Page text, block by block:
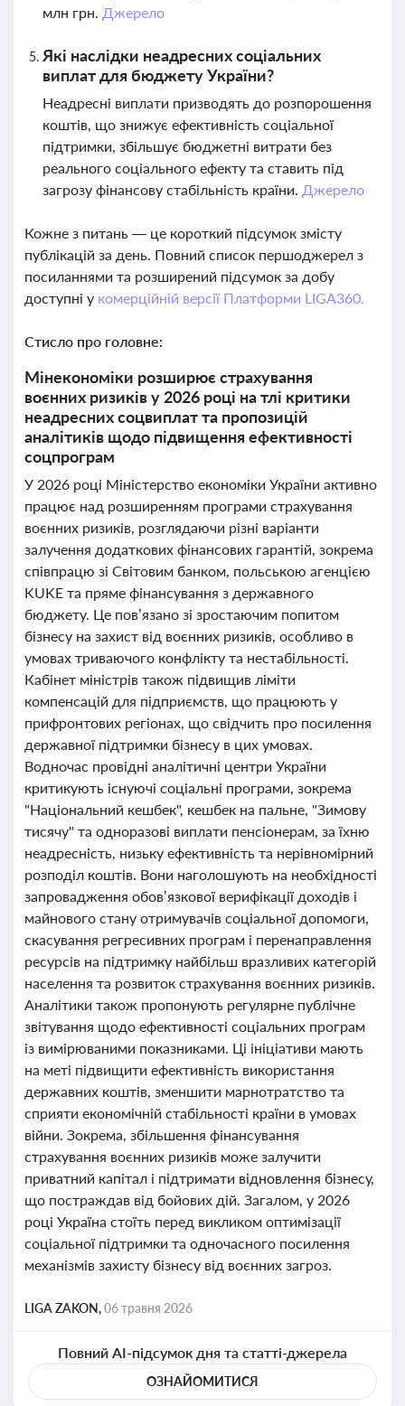
млн грн. Джерело
Які наслідки неадресних соціальних
виплат для бюджету України?
Неадресні виплати призводять до розпорошення
коштів, що знижує ефективність соціальної
підтримки, збільшує бюджетні витрати без
реального соціального ефекту та ставить під
загрозу фінансову стабільність країни. Джерело
Кожне з питань — це короткий підсумок змісту
публікацій за день. Повний список першоджерел з
посиланнями та розширений підсумок за добу
доступні у комерційній версії Платформи LIGA360.
Стисло про головне:
Мінекономіки розширює страхування
воєнних ризиків у 2026 році на тлі критики
неадресних соцвиплат та пропозицій
аналітиків щодо підвищення ефективності
соцпрограм
У 2026 році Міністерство економіки України активно
працює над розширенням програми страхування
воєнних ризиків, розглядаючи різні варіанти
залучення додаткових фінансових гарантій, зокрема
співпрацю зі Світовим банком, польською агенцією
KUKE та пряме фінансування з державного
бюджету. Це пов’язано зі зростаючим попитом
бізнесу на захист від воєнних ризиків, особливо в
умовах триваючого конфлікту та нестабільності.
Кабінет міністрів також підвищив ліміти
компенсацій для підприємств, що працюють у
прифронтових регіонах, що свідчить про посилення
державної підтримки бізнесу в цих умовах.
Водночас провідні аналітичні центри України
критикують існуючі соціальні програми, зокрема
"Національний кешбек", кешбек на пальне, "Зимову
тисячу" та одноразові виплати пенсіонерам, за їхню
неадресність, низьку ефективність та нерівномірний
розподіл коштів. Вони наголошують на необхідності
запровадження обов’язкової верифікації доходів і
майнового стану отримувачів соціальної допомоги,
скасування регресивних програм і перенаправлення
ресурсів на підтримку найбільш вразливих категорій
населення та розвиток страхування воєнних ризиків.
Аналітики також пропонують регулярне публічне
звітування щодо ефективності соціальних програм
із вимірюваними показниками. Ці ініціативи мають
на меті підвищити ефективність використання
державних коштів, зменшити марнотратство та
сприяти економічній стабільності країни в умовах
війни. Зокрема, збільшення фінансування
страхування воєнних ризиків може залучити
приватний капітал і підтримати відновлення бізнесу,
що постраждав від бойових дій. Загалом, у 2026
році Україна стоїть перед викликом оптимізації
соціальної підтримки та одночасного посилення
механізмів захисту бізнесу від воєнних загроз.
LIGA ZAKON,06 травня 2026
Повний AI-підсумок дня та статті-джерела
ОЗНАЙОМИТИСЯ